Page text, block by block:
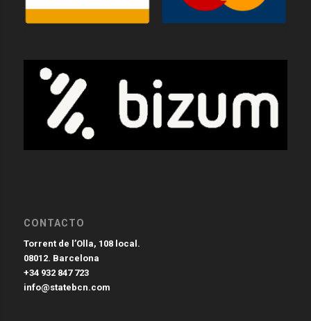
CONTACTO
Torrent de l’Olla, 108 local.
08012. Barcelona
+34 932 847 723
info@statebcn.com